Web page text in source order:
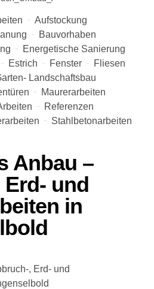
Aufstockung
Bauvorhaben
Energetische Sanierung
Estrich Fenster
Fliesen
Landschaftsbau
Maurerarbeiten
Referenzen
Stahlbetonarbeiten
Anbau –
und
in
, Erd- und